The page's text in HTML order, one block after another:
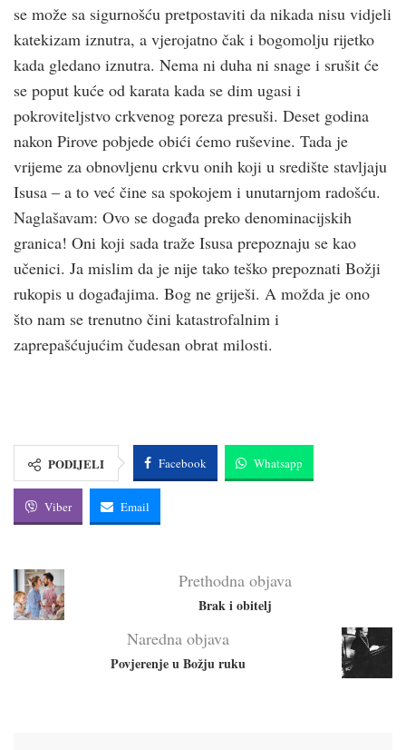
se može sa sigurnošću pretpostaviti da nikada nisu vidjeli
katekizam iznutra, a vjerojatno čak i bogomolju rijetko
kada gledano iznutra. Nema ni duha ni snage i srušit će
se poput kuće od karata kada se dim ugasi i
pokroviteljstvo crkvenog poreza presuši. Deset godina
nakon Pirove pobjede obići ćemo ruševine. Tada je
vrijeme za obnovljenu crkvu onih koji u središte stavljaju
Isusa – a to već čine sa spokojem i unutarnjom radošću.
Naglašavam: Ovo se događa preko denominacijskih
granica! Oni koji sada traže Isusa prepoznaju se kao
učenici. Ja mislim da je nije tako teško prepoznati Božji
rukopis u događajima. Bog ne griješi. A možda je ono
što nam se trenutno čini katastrofalnim i
zaprepašćujućim čudesan obrat milosti.
PODIJELI Facebook Whatsapp
Viber Email
Prethodna objava
Brak i obitelj
Naredna objava
Povjerenje u Božju ruku